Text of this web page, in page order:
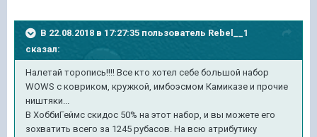
В 22.08.2018 в 17:27:35 пользователь Rebel__1
сказал:
Налетай торопись!!!! Все кто хотел себе большой набор
WOWS с ковриком, кружкой, имбоэсмом Камиказе и прочие
ништяки...
В ХоббиГеймс скидос 50% на этот набор, и вы можете его
зохватить всего за 1245 рубасов. На всю атрибутику